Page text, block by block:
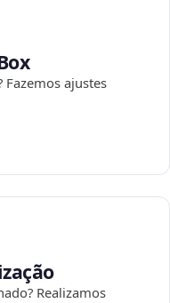
ajustes
Realizamos